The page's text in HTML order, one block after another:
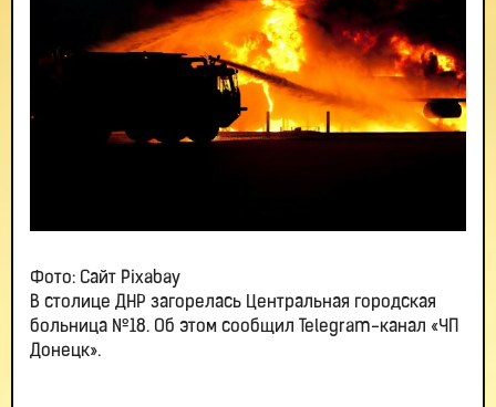
Фото: Сайт Pixabay
В столице ДНР загорелась Центральная городская
больница №18. Об этом сообщил Telegram-канал «ЧП
Донецк».